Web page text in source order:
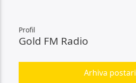
Profil
Gold FM Radio
Arhiva postari